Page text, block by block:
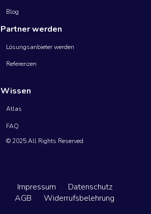
Blog
Partner werden
Lösungsanbieter werden
Referenzen
Wissen
Atlas
FAQ
© 2025 All Rights Reserved.
Impressum
Datenschutz
AGB
Widerrufsbelehrung